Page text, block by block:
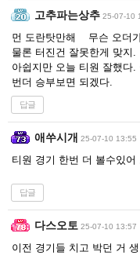
고추파는상추 25-07-10
먼 도란탓만해 무슨 오더
물론 터진건 잘못한게 맞지.
아쉽지만 오늘 티원 잘했다
번더 승부보면 되겠다.
답글
애쑤시개 25-07-10 13:55
티원 경기 한번 더 볼수있
답글
다스오토 25-07-10 13:57
이전 경기들 치고 박던 거